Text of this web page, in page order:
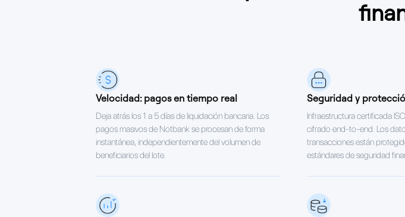
Velocidad: pagos en tiempo real
Deja atrás los 1 a 5 días de liquidación bancaria. Los
pagos masivos de Notbank se procesan de forma
instantánea, independientemente del volumen de
beneficiarios del lote.
Seguridad y
Infraestructura certificada
cifrado end-to-end. Los
transacciones están
estándares de seguridad